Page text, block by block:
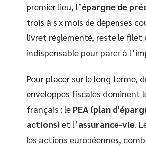
premier lieu, l’épargne de
trois à six mois de dépenses
livret réglementé, reste le filet
indispensable pour parer à
Pour placer sur le long terme,
enveloppes fiscales dominent
français : le PEA (plan
actions)et l’assurance-vie.
les actions européennes,